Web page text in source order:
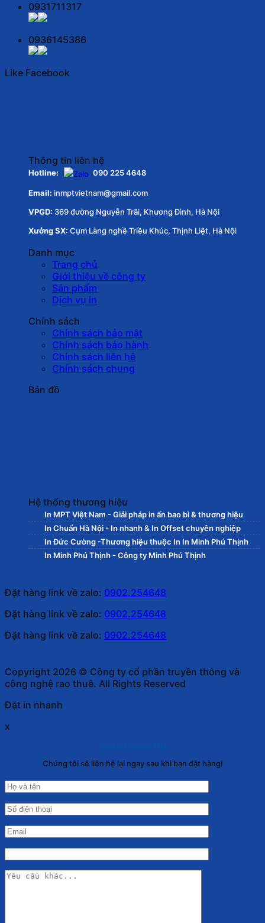
0931711317
0936145386
Like Facebook
Thông tin liên hệ
Hotline: 090 225 4648
Email: inmptvietnam@gmail.com
VPGD: 369 đường Nguyễn Trãi, Khương Đình, Hà Nội
Xưởng SX: Cụm Làng nghề Triều Khúc, Thịnh Liệt, Hà Nội
Danh mục
Trang chủ
Giới thiệu về công ty
Sản phẩm
Dịch vụ in
Chính sách
Chính sách bảo mật
Chính sách bảo hành
Chính sách liên hệ
Chính sách chung
Bản đồ
Hệ thống thương hiệu
In MPT Việt Nam - Giải pháp in ấn bao bì & thương hiệu
In Chuẩn Hà Nội - In nhanh & In Offset chuyên nghiệp
In Đức Cường -Thương hiệu thuộc In In Minh Phú Thịnh
In Minh Phú Thịnh - Công ty Minh Phú Thịnh
Đặt hàng link về zalo: 0902.254648
Đặt hàng link về zalo: 0902.254648
Đặt hàng link về zalo: 0902.254648
Copyright 2026 © Công ty cổ phần truyền thông và
công nghệ rao thuê. All Rights Reserved
Đặt in nhanh
x
Chúng tôi sẽ liên hệ lại ngay sau khi bạn đặt hàng!